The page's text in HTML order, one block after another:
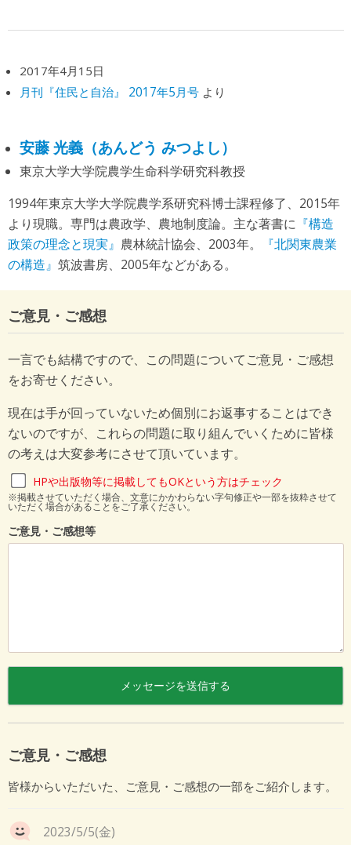
2017年4月15日
月刊『住民と自治』 2017年5月号より
安藤 光義（あんどう みつよし）
東京大学大学院農学生命科学研究科教授
1994年東京大学大学院農学系研究科博士課程修了、2015年
より現職。専門は農政学、農地制度論。主な著書に 『構造
政策の理念と現実』 農林統計協会、2003年。
『北関東農業
の構造』 筑波書房、2005年などがある。
ご意見・ご感想
一言でも結構ですので、この問題についてご意見・ご感想
をお寄せください。
現在は手が回っていないため個別にお返事することはでき
ないのですが、これらの問題に取り組んでいくために皆様
の考えは大変参考にさせて頂いています。
HPや出版物等に掲載してもOKという方はチェック
※掲載させていただく場合、文意にかかわらない字句修正や一部を抜粋させて
いただく場合があることをご了承ください。
ご意見・ご感想等
ご意見・ご感想
皆様からいただいた、ご意見・ご感想の一部をご紹介します。
2023/5/5(金)